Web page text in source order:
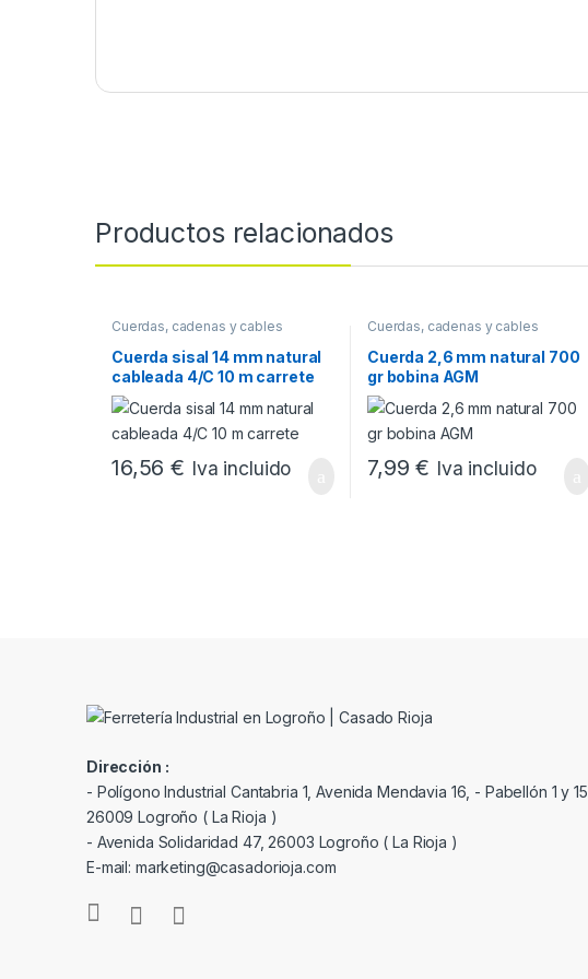
Productos relacionados
Cuerdas, cadenas y cables
Cuerda sisal 14 mm natural
cableada 4/C 10 m carrete
16,56€ Iva incluido
Cuerdas, cadenas y cables
Cuerda 2,6 mm natural 700
gr bobina AGM
7,99€ Iva incluido
Dirección :
- Polígono Industrial Cantabria 1, Avenida Mendavia 16, - Pabellón 1 y 15,
26009 Logroño ( La Rioja )
- Avenida Solidaridad 47, 26003 Logroño ( La Rioja )
E-mail: marketing@casadorioja.com